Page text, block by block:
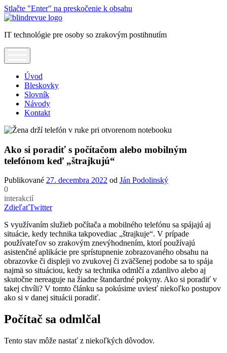
Stlačte "Enter" na preskočenie k obsahu
Blindrevue
IT technológie pre osoby so zrakovým postihnutím
Úvod
Bleskovky
Slovník
Návody
Kontakt
Ako si poradiť s počítačom alebo mobilným
telefónom keď „štrajkujú“
Publikované 27. decembra 2022 od Ján Podolinský
0
interakcií
ZdieľaťTwitter
S využívaním služieb počítača a mobilného telefónu sa spájajú aj
situácie, kedy technika takpovediac „štrajkuje“. V prípade
používateľov so zrakovým znevýhodnením, ktorí používajú
asistenčné aplikácie pre sprístupnenie zobrazovaného obsahu na
obrazovke či displeji vo zvukovej či zväčšenej podobe sa to spája
najmä so situáciou, kedy sa technika odmlčí a zdanlivo alebo aj
skutočne nereaguje na žiadne štandardné pokyny. Ako si poradiť v
takej chvíli? V tomto článku sa pokúsime uviesť niekoľko postupov
ako si v danej situácii poradiť.
Počítač sa odmlčal
Tento stav môže nastať z niekoľkých dôvodov.